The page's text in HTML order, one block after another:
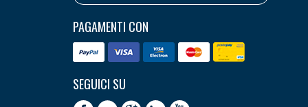
PAGAMENTI CON
SEGUICI SU